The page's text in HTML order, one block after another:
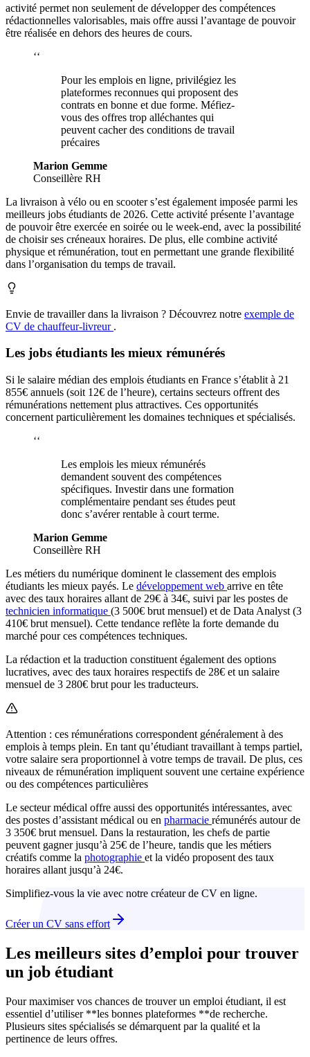
activité permet non seulement de développer des compétences
rédactionnelles valorisables, mais offre aussi l’avantage de pouvoir
être réalisée en dehors des heures de cours.
‘‘
Pour les emplois en ligne, privilégiez les
plateformes reconnues qui proposent des
contrats en bonne et due forme. Méfiez-
vous des offres trop alléchantes qui
peuvent cacher des conditions de travail
précaires
Marion Gemme
Conseillère RH
La livraison à vélo ou en scooter s’est également imposée parmi les
meilleurs jobs étudiants de 2026. Cette activité présente l’avantage
de pouvoir être exercée en soirée ou le week-end, avec la possibilité
de choisir ses créneaux horaires. De plus, elle combine activité
physique et rémunération, tout en permettant une grande flexibilité
dans l’organisation du temps de travail.
Envie de travailler dans la livraison ? Découvrez notre exemple de
CV de chauffeur-livreur .
Les jobs étudiants les mieux rémunérés
Si le salaire médian des emplois étudiants en France s’établit à 21
855€ annuels (soit 12€ de l’heure), certains secteurs offrent des
rémunérations nettement plus attractives. Ces opportunités
concernent particulièrement les domaines techniques et spécialisés.
‘‘
Les emplois les mieux rémunérés
demandent souvent des compétences
spécifiques. Investir dans une formation
complémentaire pendant ses études peut
donc s’avérer rentable à court terme.
Marion Gemme
Conseillère RH
Les métiers du numérique dominent le classement des emplois
étudiants les mieux payés. Le développement web arrive en tête
avec des taux horaires allant de 29€ à 34€, suivi par les postes de
technicien informatique (3 500€ brut mensuel) et de Data Analyst (3
410€ brut mensuel). Cette tendance reflète la forte demande du
marché pour ces compétences techniques.
La rédaction et la traduction constituent également des options
lucratives, avec des taux horaires respectifs de 28€ et un salaire
mensuel de 3 280€ brut pour les traducteurs.
Attention : ces rémunérations correspondent généralement à des
emplois à temps plein. En tant qu’étudiant travaillant à temps partiel,
votre salaire sera proportionnel à votre temps de travail. De plus, ces
niveaux de rémunération impliquent souvent une certaine expérience
ou des compétences particulières
Le secteur médical offre aussi des opportunités intéressantes, avec
des postes d’assistant médical ou en pharmacie rémunérés autour de
3 350€ brut mensuel. Dans la restauration, les chefs de partie
peuvent gagner jusqu’à 25€ de l’heure, tandis que les métiers
créatifs comme la photographie et la vidéo proposent des taux
horaires allant jusqu’à 24€.
Simplifiez-vous la vie avec notre créateur de CV en ligne.
Créer un CV sans effort
Les meilleurs sites d’emploi pour trouver
un job étudiant
Pour maximiser vos chances de trouver un emploi étudiant, il est
essentiel d’utiliser **les bonnes plateformes **de recherche.
Plusieurs sites spécialisés se démarquent par la qualité et la
pertinence de leurs offres.